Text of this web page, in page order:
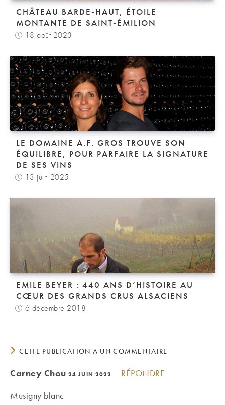
CHÂTEAU BARDE-HAUT, ÉTOILE
MONTANTE DE SAINT-ÉMILION
18 août 2023
LE DOMAINE A.F. GROS TROUVE SON
ÉQUILIBRE, POUR PARFAIRE LA SIGNATURE
DE SES VINS
13 juin 2025
EMILE BEYER : 440 ANS D’HISTOIRE AU
CŒUR DES GRANDS CRUS ALSACIENS
6 décembre 2018
CETTE PUBLICATION A UN COMMENTAIRE
Carney Chou 24 JUIN 2022
RÉPONDRE
Musigny blanc